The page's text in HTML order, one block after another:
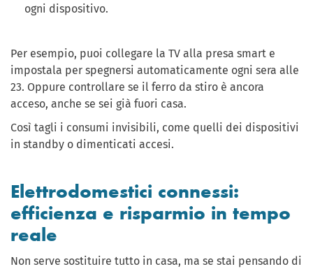
ogni dispositivo.
Per esempio, puoi collegare la TV alla presa smart e
impostala per spegnersi automaticamente ogni sera alle
23. Oppure controllare se il ferro da stiro è ancora
acceso, anche se sei già fuori casa.
Così tagli i consumi invisibili, come quelli dei dispositivi
in standby o dimenticati accesi.
Elettrodomestici connessi:
efficienza e risparmio in tempo
reale
Non serve sostituire tutto in casa, ma se stai pensando di